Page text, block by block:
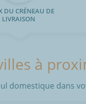
DU CRÉNEAU DE
LIVRAISON
à
domestique dans